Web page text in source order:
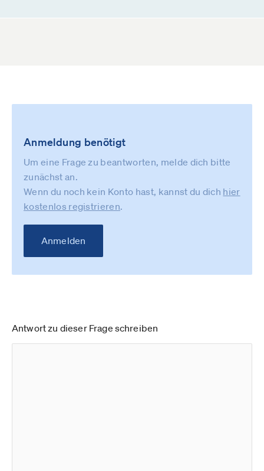
Anmeldung benötigt
Um eine Frage zu beantworten, melde dich bitte
zunächst an.
Wenn du noch kein Konto hast, kannst du dich hier
kostenlos registrieren.
Anmelden
Antwort zu dieser Frage schreiben